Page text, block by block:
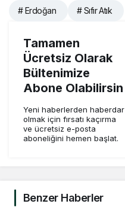
# Erdoğan # Sıfır Atık
Tamamen
Ücretsiz Olarak
Bültenimize
Abone Olabilirsin
Yeni haberlerden haberdar
olmak için fırsatı kaçırma
ve ücretsiz e-posta
aboneliğini hemen başlat.
Benzer Haberler